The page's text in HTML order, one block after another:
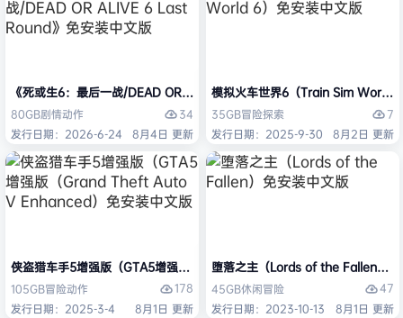
《死或生6：最后一战/DEAD OR ALIVE 6 Last Round》免安装中文版
80GB剧情动作
34
发行日期：2026-6-24
8月4日 更新
模拟火车世界6（Train Sim World
35GB冒险探索
7
发行日期：2025-9-30
8月2日 更新
侠盗猎车手5增强版（GTA5增强版（Grand Theft Auto V Enhanced）免
105GB冒险动作
178
发行日期：2025-3-4
8月1日 更新
堕落之主（Lords of the Fallen）免
45GB休闲冒险
47
发行日期：2023-10-13
8月1日 更新